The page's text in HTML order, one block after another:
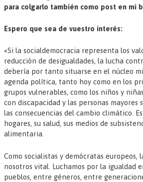
para colgarlo también como post en mi
Espero que sea de vuestro interés:
«Si la socialdemocracia representa los
reducción de desigualdades, la lucha
debería por tanto situarse en el núcleo
agenda política, tanto hoy como en los
grupos vulnerables, como los niños y
con discapacidad y las personas mayores
las consecuencias del cambio climático.
hogares, su salud, sus medios de
alimentaria.
Como socialistas y demócratas europeos,
nosotros vital. Luchamos por la igualdad
pueblos, entre géneros, entre